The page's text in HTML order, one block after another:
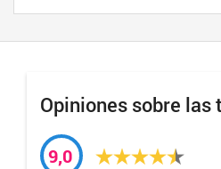
Opiniones sobre las
9,0